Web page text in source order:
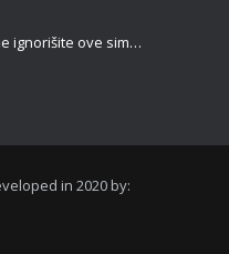
Problemi noktiju – NIKAKO ne ignorišite ove simptome
in 2020 by: